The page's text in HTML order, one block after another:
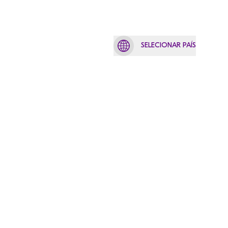
SELECIONAR PAÍS